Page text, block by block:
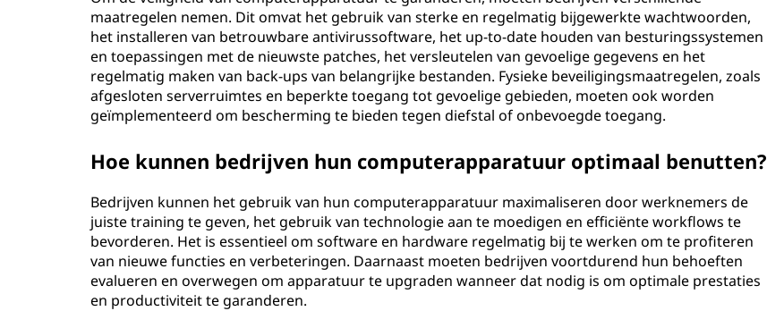
maatregelen nemen. Dit omvat het gebruik van sterke en regelmatig bijgewerkte wachtwoorden,
het installeren van betrouwbare antivirussoftware, het up-to-date houden van besturingssystemen
en toepassingen met de nieuwste patches, het versleutelen van gevoelige gegevens en het
regelmatig maken van back-ups van belangrijke bestanden. Fysieke beveiligingsmaatregelen, zoals
afgesloten serverruimtes en beperkte toegang tot gevoelige gebieden, moeten ook worden
geïmplementeerd om bescherming te bieden tegen diefstal of onbevoegde toegang.
Hoe kunnen bedrijven hun computerapparatuur optimaal benutten?
Bedrijven kunnen het gebruik van hun computerapparatuur maximaliseren door werknemers de
juiste training te geven, het gebruik van technologie aan te moedigen en efficiënte workflows te
bevorderen. Het is essentieel om software en hardware regelmatig bij te werken om te profiteren
van nieuwe functies en verbeteringen. Daarnaast moeten bedrijven voortdurend hun behoeften
evalueren en overwegen om apparatuur te upgraden wanneer dat nodig is om optimale prestaties
en productiviteit te garanderen.